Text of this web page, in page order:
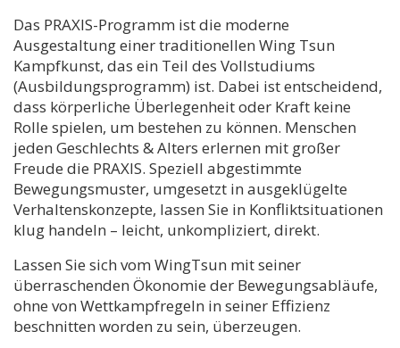
Das PRAXIS-Programm ist die moderne
Ausgestaltung einer traditionellen Wing Tsun
Kampfkunst, das ein Teil des Vollstudiums
(Ausbildungsprogramm) ist. Dabei ist entscheidend,
dass körperliche Überlegenheit oder Kraft keine
Rolle spielen, um bestehen zu können. Menschen
jeden Geschlechts & Alters erlernen mit großer
Freude die PRAXIS. Speziell abgestimmte
Bewegungsmuster, umgesetzt in ausgeklügelte
Verhaltenskonzepte, lassen Sie in Konfliktsituationen
klug handeln – leicht, unkompliziert, direkt.
Lassen Sie sich vom WingTsun mit seiner
überraschenden Ökonomie der Bewegungsabläufe,
ohne von Wettkampfregeln in seiner Effizienz
beschnitten worden zu sein, überzeugen.